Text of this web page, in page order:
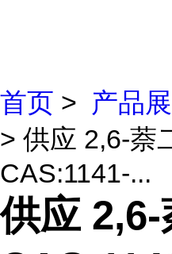
首页 > 产品
> 供应 2,6-萘
CAS:1141-...
供应